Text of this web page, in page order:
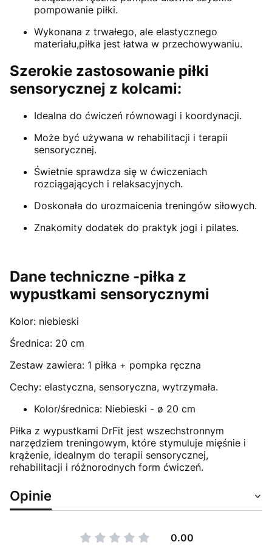
pompowanie piłki.
Wykonana z trwałego, ale elastycznego
materiału,piłka jest łatwa w przechowywaniu.
Szerokie zastosowanie piłki
sensorycznej z kolcami:
Idealna do ćwiczeń równowagi i koordynacji.
Może być używana w rehabilitacji i terapii
sensorycznej.
Świetnie sprawdza się w ćwiczeniach
rozciągających i relaksacyjnych.
Doskonała do urozmaicenia treningów siłowych.
Znakomity dodatek do praktyk jogi i pilates.
Dane techniczne -piłka z
wypustkami sensorycznymi
Kolor: niebieski
Średnica: 20 cm
Zestaw zawiera: 1 piłka + pompka ręczna
Cechy: elastyczna, sensoryczna, wytrzymała.
Kolor/średnica: Niebieski - ø 20 cm
Piłka z wypustkami DrFit jest wszechstronnym
narzędziem treningowym, które stymuluje mięśnie i
krążenie, idealnym do terapii sensorycznej,
rehabilitacji i różnorodnych form ćwiczeń.
Opinie
0.00